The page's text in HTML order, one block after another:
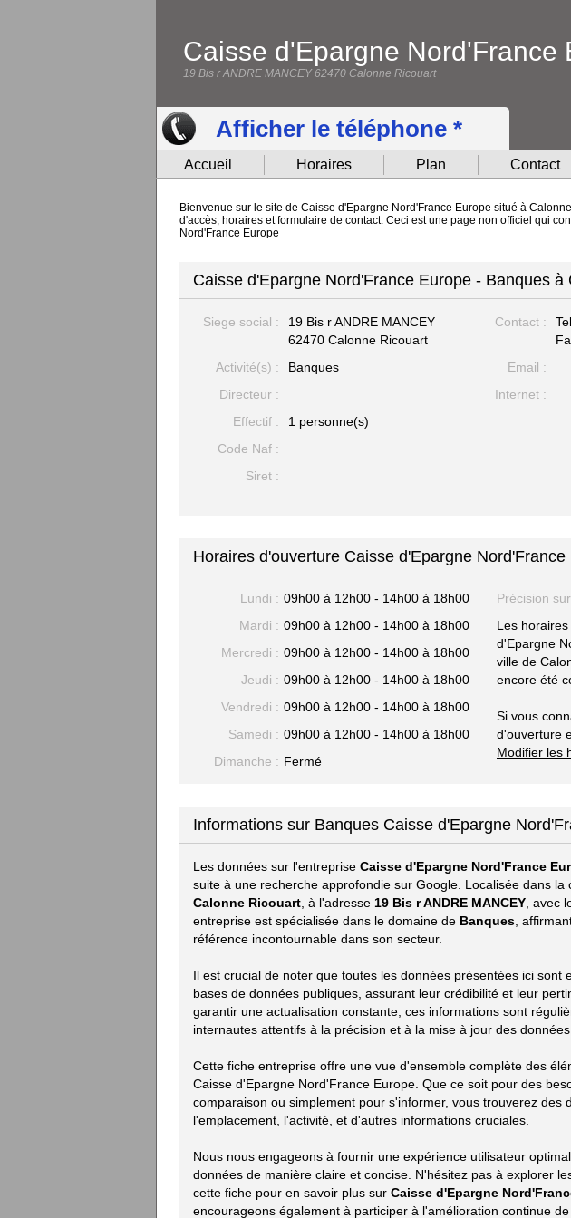
Caisse d'Epargne Nord'France
19 Bis r ANDRE MANCEY 62470 Calonne Ricouart
Afficher le téléphone *
Accueil Horaires Plan Contact
Bienvenue sur le site de Caisse d'Epargne Nord'France Europe situé à
d'accès, horaires et formulaire de contact. Ceci est une page non officiel qui
Nord'France Europe
Caisse d'Epargne Nord'France Europe - Banques à
Siege social :
19 Bis r ANDRE MANCEY
62470 Calonne Ricouart
Activité(s) :
Banques
Directeur :
Effectif :
1 personne(s)
Code Naf :
Siret :
Contact :
Email :
Internet :
Horaires d'ouverture Caisse d'Epargne Nord'France
Lundi : 09h00 à 12h00 - 14h00 à 18h00
Mardi : 09h00 à 12h00 - 14h00 à 18h00
Mercredi : 09h00 à 12h00 - 14h00 à 18h00
Jeudi : 09h00 à 12h00 - 14h00 à 18h00
Vendredi : 09h00 à 12h00 - 14h00 à 18h00
Samedi : 09h00 à 12h00 - 14h00 à 18h00
Dimanche : Fermé
Précision
Les
d'Epargne
ville de
encore été
Si vous
d'ouverture
Modifier les
Informations sur Banques Caisse d'Epargne
Les données sur l'entreprise Caisse d'Epargne Nord'France
suite à une recherche approfondie sur Google. Localisée dans la
Calonne Ricouart , à l'adresse 19 Bis r ANDRE MANCEY , avec
entreprise est spécialisée dans le domaine de Banques ,
référence incontournable dans son secteur.
Il est crucial de noter que toutes les données présentées ici sont
bases de données publiques, assurant leur crédibilité et leur
garantir une actualisation constante, ces informations sont
internautes attentifs à la précision et à la mise à jour des données.
Cette fiche entreprise offre une vue d'ensemble complète des
Caisse d'Epargne Nord'France Europe. Que ce soit pour des
comparaison ou simplement pour s'informer, vous trouverez des
l'emplacement, l'activité, et d'autres informations cruciales.
Nous nous engageons à fournir une expérience utilisateur
données de manière claire et concise. N'hésitez pas à explorer
cette fiche pour en savoir plus sur Caisse d'Epargne
encourageons également à participer à l'amélioration continue